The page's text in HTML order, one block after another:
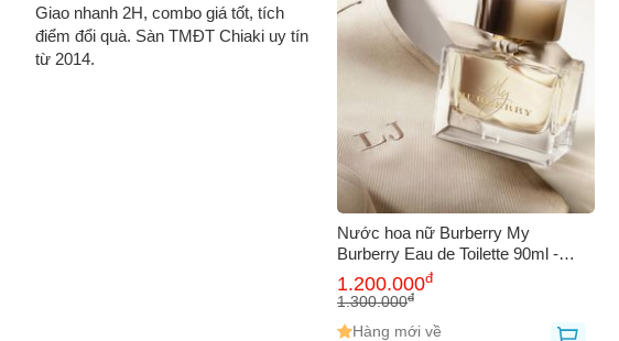
Giao nhanh 2H, combo giá tốt, tích
điểm đổi quà. Sàn TMĐT Chiaki uy tín
từ 2014.
Nước hoa nữ Burberry My
Burberry Eau de Toilette 90ml -
Hương hoa cỏ quyến rũ, tinh tế,
phù hợp cho phái đẹp từ 25 tuổi trở
1.200.000đ
1.300.000đ
Hàng mới về